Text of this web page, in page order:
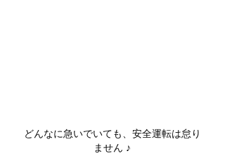
どんなに急いでいても、安全運転は怠り
ません ♪